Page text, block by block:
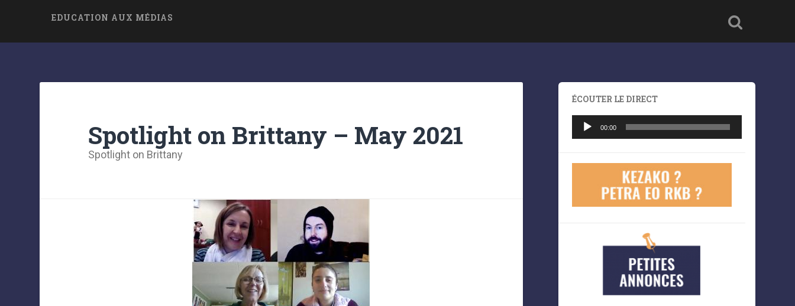
EDUCATION AUX MÉDIAS
Spotlight on Brittany – May 2021
Spotlight on Brittany
ÉCOUTER LE DIRECT
Lecteur
audio
00:00